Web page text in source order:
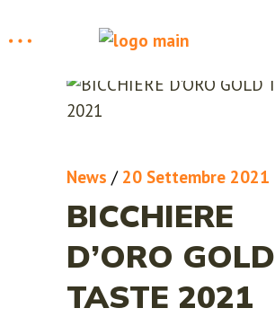
News / 20 Settembre 2021
BICCHIERE
D’ORO GOLD
TASTE 2021